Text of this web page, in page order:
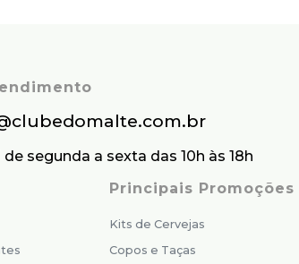
de segunda a sexta das 10h às 18h
Principais Promoções
Kits de Cervejas
Copos e Taças